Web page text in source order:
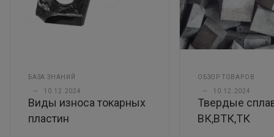
БАЗА ЗНАНИЙ
— 10.12.2024
Виды износа токарных
пластин
ОБЗОР ТОВАРОВ
— 10.12.2024
Твердые
ВК,ВТК,ТК